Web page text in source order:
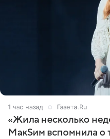
1 час назад Газета.Ru
«Жила несколько
МакSим вспомнила о